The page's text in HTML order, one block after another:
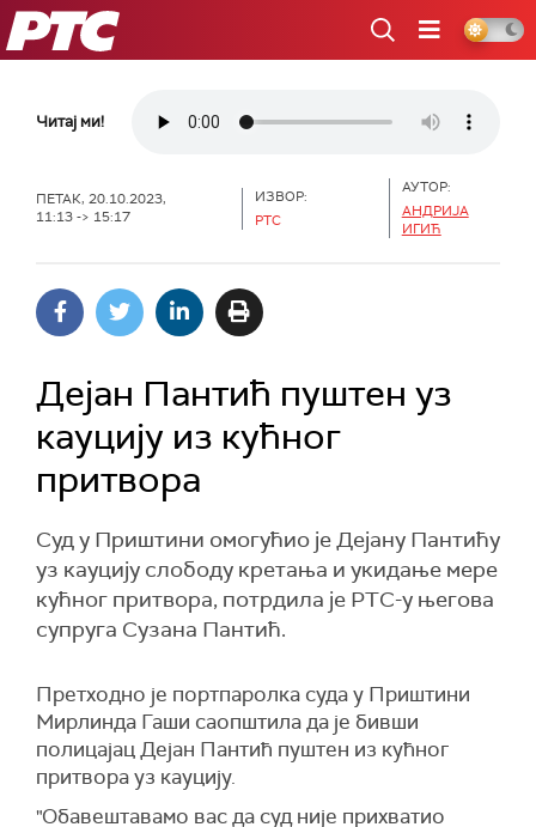
РТС
Читај ми!
ПЕТАК, 20.10.2023,
11:13 -> 15:17
ИЗВОР:
РТС
АУТОР:
АНДРИЈА
ИГИЋ
Дејан Пантић пуштен уз
кауцију из кућног
притвора
Суд у Приштини омогућио је Дејану Пантићу
уз кауцију слободу кретања и укидање мере
кућног притвора, потрдила је РТС-у његова
супруга Сузана Пантић.
Претходно је портпаролка суда у Приштини
Мирлинда Гаши саопштила да је бивши
полицајац Дејан Пантић пуштен из кућног
притвора уз кауцију.
"Обавештавамо вас да суд није прихватио